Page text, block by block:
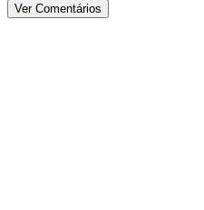
Ver Comentários